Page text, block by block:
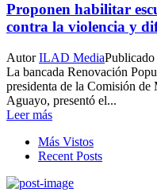
Proponen habilitar
contra la violencia y
AutorILAD Media
La bancada Renovación
presidenta de la Comisión
Aguayo, presentó el...
Leer más
Más Vistos
Recent Posts